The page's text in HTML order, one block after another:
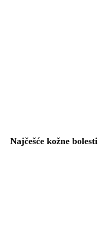
Najčešće kožne bolesti